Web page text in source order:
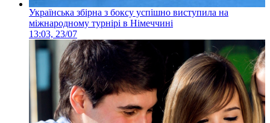
Українська збірна з боксу успішно виступила на
міжнародному турнірі в Німеччині
13:03, 23/07